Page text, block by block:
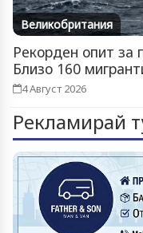
Великобритания
Рекорден опит за
Близо 160
4 Август 2026
Рекламирай